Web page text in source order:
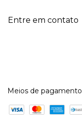
Entre em contato
Meios de pagamento